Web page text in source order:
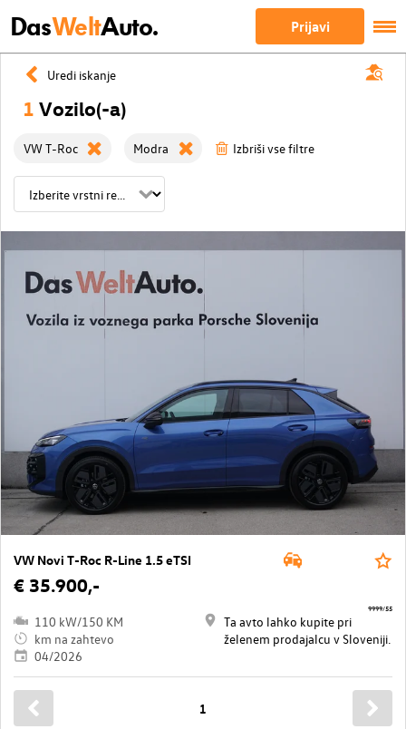
DasWeltAuto. Prijavi
Uredi iskanje
1 Vozilo(-a)
VW T-Roc Modra Izbriši vse filtre
VW Novi T-Roc R-Line 1.5 eTSI
€ 35.900,-
110 kW/150 KM
km na zahtevo
04/2026
Ta avto lahko kupite pri
želenem prodajalcu v Sloveniji.
9999/55
1